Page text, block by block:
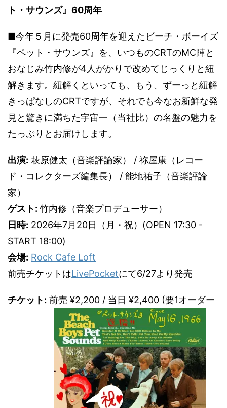
ト・サウンズ』60周年
■今年５月に発売60周年を迎えたビーチ・ボーイズ
『ペット・サウンズ』を、いつものCRTのMC陣と
おなじみ竹内修が4人がかりで改めてじっくりと紐
解きます。紐解くといっても、もう、ずーっと紐解
きっぱなしのCRTですが、それでも今なお新鮮な発
見と驚きに満ちた宇宙一（当社比）の名盤の魅力を
たっぷりとお届けします。
出演: 萩原健太（音楽評論家） / 祢屋康（レコー
ド・コレクターズ編集長） / 能地祐子（音楽評論
家）
ゲスト: 竹内修（音楽プロデューサー）
日時: 2026年7月20日（月・祝）(OPEN 17:30 -
START 18:00)
会場: Rock Cafe Loft
前売チケットはLivePocketにて6/27より発売
チケット: 前売 ¥2,200 / 当日 ¥2,400 (要1オーダー